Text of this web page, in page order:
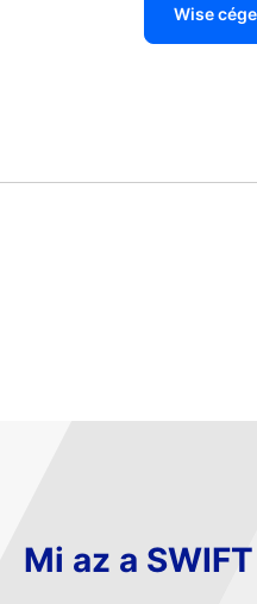
Wise
Mi az a